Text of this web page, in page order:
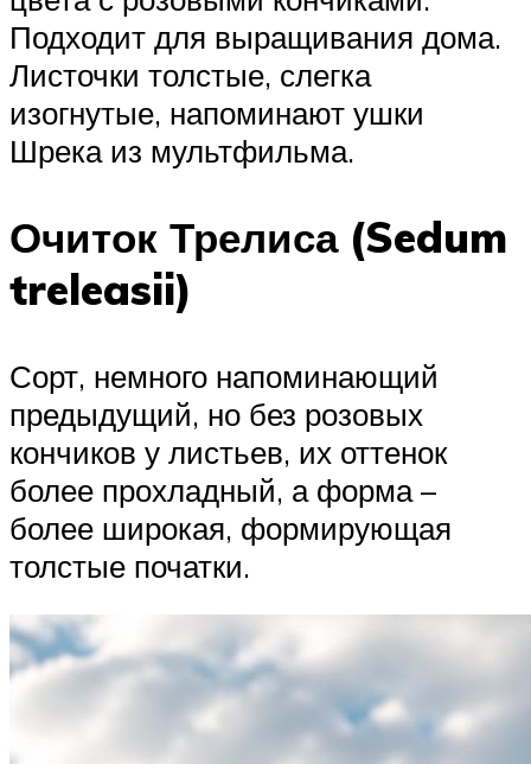
Подходит для выращивания дома.
Листочки толстые, слегка
изогнутые, напоминают ушки
Шрека из мультфильма.
Очиток Трелиса (Sedum
treleasii)
Сорт, немного напоминающий
предыдущий, но без розовых
кончиков у листьев, их оттенок
более прохладный, а форма –
более широкая, формирующая
толстые початки.